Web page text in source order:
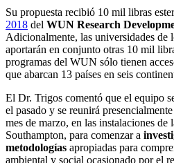
Su propuesta recibió 10 mil libras
2018 del WUN Research
Adicionalmente, las universidades de
aportarán en conjunto otras 10 mil
programas del WUN sólo tienen
que abarcan 13 países en seis
El Dr. Trigos comentó que el equipo
el pasado y se reunirá
mes de marzo, en las instalaciones de
Southampton, para comenzar a
metodologías apropiadas para
ambiental y social ocasionado por el